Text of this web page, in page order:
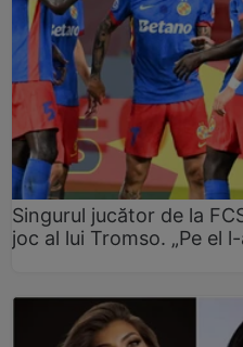
Singurul jucător de la
joc al lui Tromso. „Pe el l-